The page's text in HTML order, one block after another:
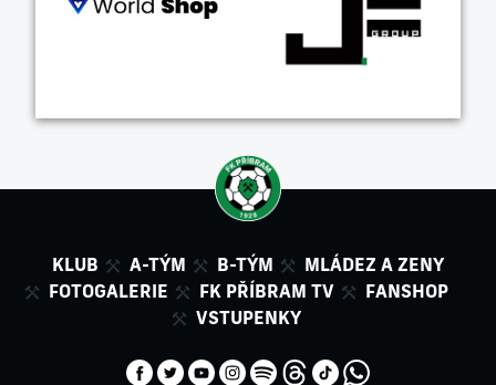
KLUB A-TÝM B-TÝM
MLÁDEZ A ZENY
FOTOGALERIE
FK PŘÍBRAM TV
FANSHOP
VSTUPENKY